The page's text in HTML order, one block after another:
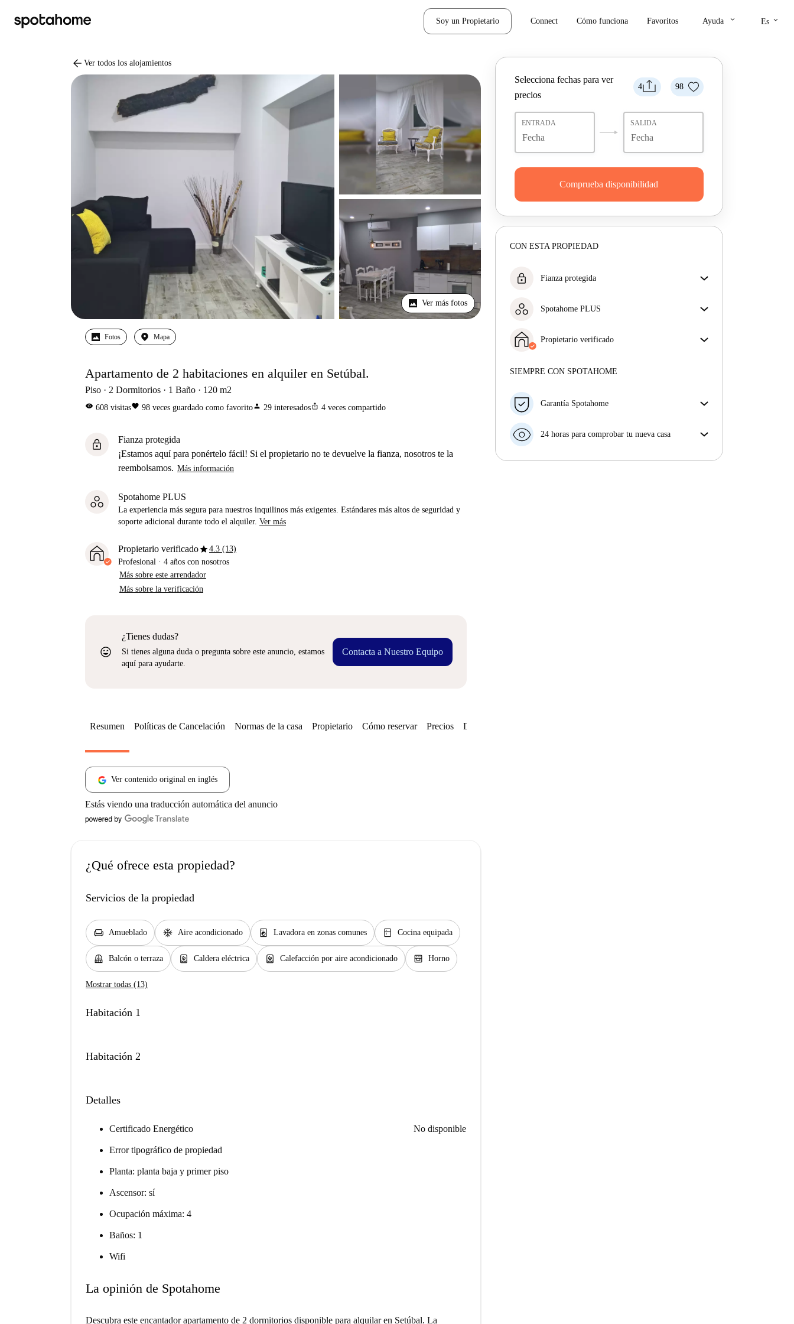
Soy un Propietario Connect Cómo funciona Favoritos Ayuda keyboard_arrow_down Es keyboard_arrow_down
arrow_back Ver todos los alojamientos
Ver más fotos
Fotos Mapa
Apartamento de 2 habitaciones en alquiler en Setúbal.
Piso 2 Dormitorios 1 Baño 120 m2
visibility 608 visitasfavorite 98 veces guardado como favoritoperson 29 interesadosios_share 4 veces compartido
lock
Fianza protegida
¡Estamos aquí para ponértelo fácil! Si el propietario no te devuelve la fianza, nosotros te la
reembolsamos. Más información
Spotahome PLUS
La experiencia más segura para nuestros inquilinos más exigentes. Estándares más altos de seguridad y
soporte adicional durante todo el alquiler. Ver más
Propietario verificadostar4.3 (13)
Profesional · 4 años con nosotros
Más sobre este arrendador
Más sobre la verificación
sentiment_very_satisfied
¿Tienes dudas?
Si tienes alguna duda o pregunta sobre este anuncio, estamos
aquí para ayudarte.
Contacta a Nuestro Equipo
4 98
Selecciona fechas para ver
precios
ENTRADA SALIDA
Comprueba disponibilidad
CON ESTA PROPIEDAD
lock Fianza protegida
no te devuelve la fianza, nosotros te la
Spotahome PLUS
más exigentes. Estándares más altos de seguridad y
soporte adicional durante todo el alquiler.
Propietario verificado
Más sobre este arrendador
SIEMPRE CON SPOTAHOME
Garantía Spotahome
horas previas a la fecha de entrada, Spotahome A) te
el hotel hasta que encuentres nueva casa o B) te hará
24 horas para comprobar tu nueva casa
Resumen Políticas de Cancelación Normas de la casa Propietario Cómo reservar Precios Disponibilidades
Ver contenido original en inglés
Estás viendo una traducción automática del anuncio
¿Qué ofrece esta propiedad?
Servicios de la propiedad
chair Amueblado ac_unit Aire acondicionado local_laundry_service Lavadora en zonas comunes kitchen Cocina equipada
balcony Balcón o terraza water_heater Caldera eléctrica water_heater Calefacción por aire acondicionado oven_gen Horno
Mostrar todas (13)
Habitación 1
Habitación 2
Detalles
Certificado Energético No disponible
Error tipográfico de propiedad
Planta: planta baja y primer piso
Ascensor: sí
Ocupación máxima: 4
Baños: 1
Wifi
La opinión de Spotahome
Descubra este encantador apartamento de 2 dormitorios disponible para alquilar en Setúbal. La